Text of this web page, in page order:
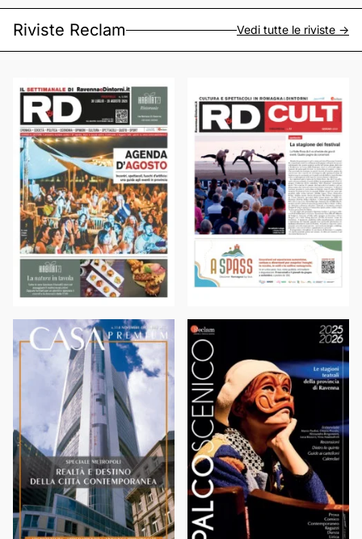
Riviste Reclam Vedi tutte le riviste ->